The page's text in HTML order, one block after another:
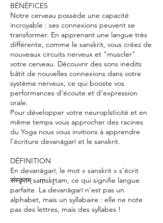
BÉNÉFICES
Notre cerveau possède une capacité
incroyable : ses connexions peuvent se
transformer. En apprenant une langue très
différente, comme le sanskrit, vous créez de
nouveaux circuits nerveux et "muscler"
votre cerveau. Découvrir des sons inédits
bâtit de nouvelles connexions dans votre
système nerveux, ce qui booste vos
performances d'écoute et d'expression
orale.
Pour développer votre neuroplsticité et en
même temps vous approcher des racines
du Yoga nous vous invitions à apprendre
l'écriture devanāgarī et le sanskrit.
DÉFINITION
En devanāgarī, le mot « sanskrit » s’écrit
संस्कृतम् saṃskr̥tam, ce qui signifie langue
parfaite. La devanāgarī n’est pas un
alphabet, mais un syllabaire : elle ne note
pas des lettres, mais des syllabes !